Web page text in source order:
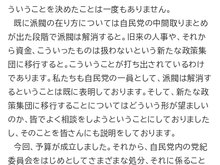
ういうことを決めたことは一度もありません。
既に派閥の在り方については自民党の中間取りまとめ
が出た段階で派閥は解消すると。旧来の人事や、それか
ら資金、こういったものは扱わないという新たな政策集
団に移行すると。こういうことが打ち出されているわけ
であります。私たちも自民党の一員として、派閥は解消す
るということは既に表明しております。そして、新たな政
策集団に移行することについてはどういう形が望ましい
のか、皆でよく相談をしようということにしておりました
し、そのことを皆さんにも説明をしております。
今回、予算が成立しました。それから、自民党内の党紀
委員会をはじめとしてさまざまな処分、それに係ること